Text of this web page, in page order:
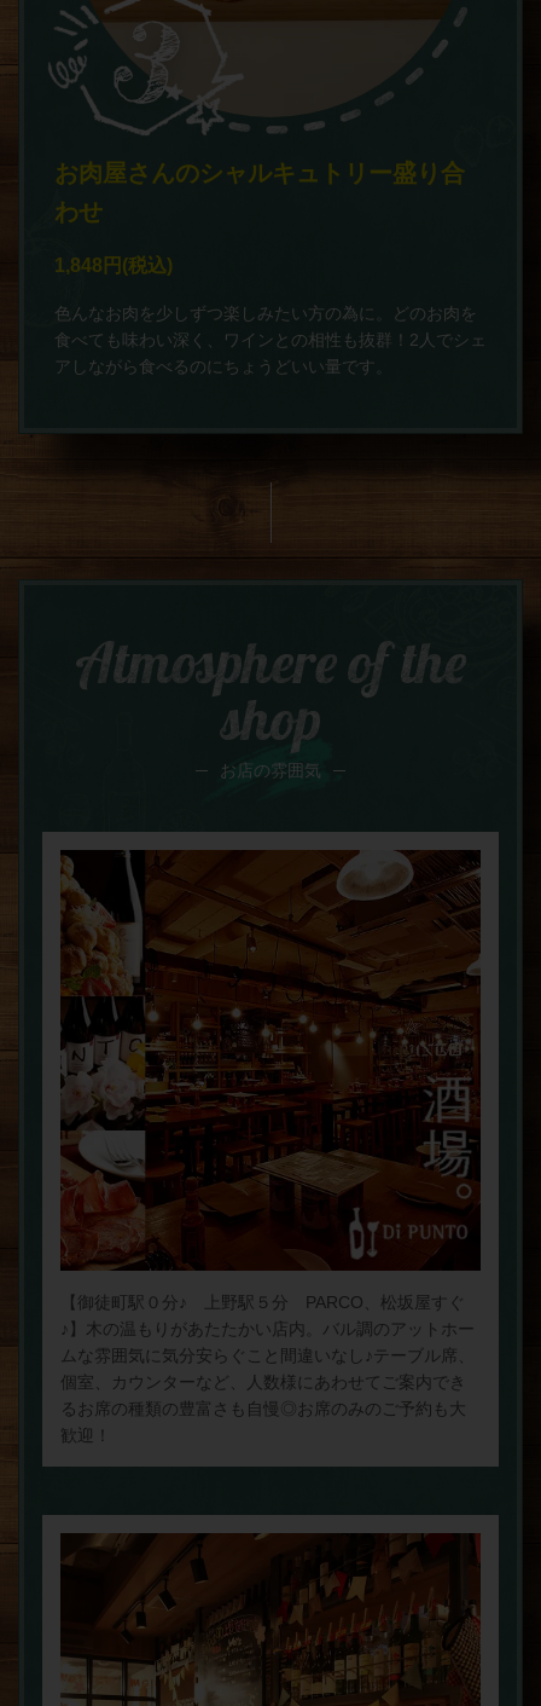
お肉屋さんのシャルキュトリー盛り合
わせ
1,848円 (税込)
色んなお肉を少しずつ楽しみたい方の為に。どのお肉を
食べても味わい深く、ワインとの相性も抜群！2人でシェ
アしながら食べるのにちょうどいい量です。
Atmosphere of the
shop
お店の雰囲気
【御徒町駅０分♪ 上野駅５分 PARCO、松坂屋すぐ
♪】木の温もりがあたたかい店内。バル調のアットホー
ムな雰囲気に気分安らぐこと間違いなし♪テーブル席、
個室、カウンターなど、人数様にあわせてご案内でき
るお席の種類の豊富さも自慢◎お席のみのご予約も大
歓迎！